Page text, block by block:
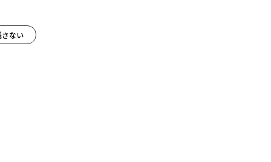
ない